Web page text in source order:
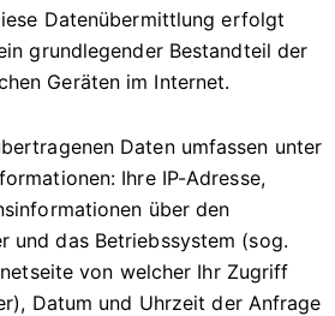
Datenübermittlung erfolgt
grundlegender Bestandteil der
Geräten im Internet.
Daten umfassen unter
Ihre IP-Adresse,
über den
und das Betriebssystem (sog.
von welcher Ihr Zugriff
Datum und Uhrzeit der Anfrage